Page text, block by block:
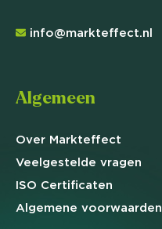
info@markteffect.nl
Algemeen
Over Markteffect
Veelgestelde vragen
ISO Certificaten
Algemene voorwaarden